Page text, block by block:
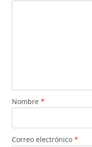
Nombre *
Correo electrónico *